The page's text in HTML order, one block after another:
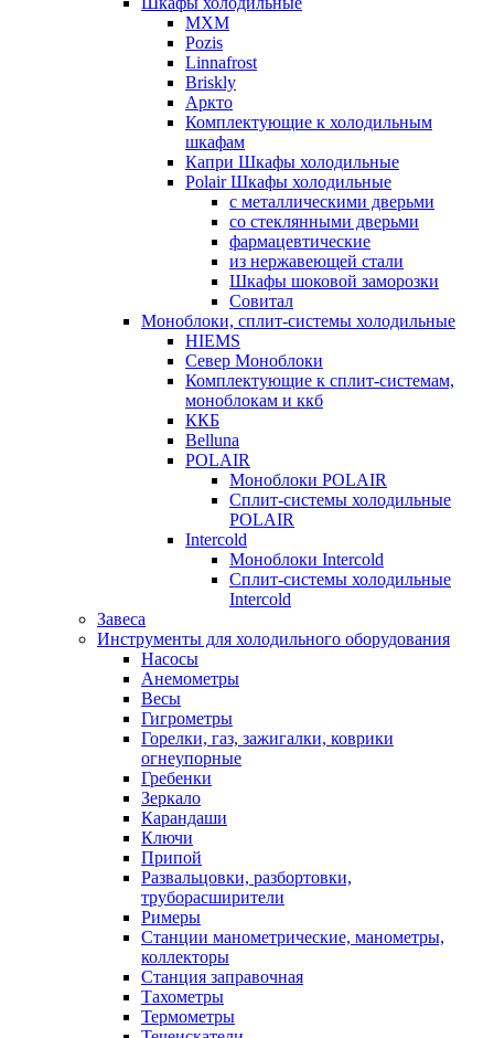
МХМ
Pozis
Linnafrost
Briskly
Аркто
Комплектующие к холодильным
шкафам
Капри Шкафы холодильные
Polair Шкафы холодильные
с металлическими дверьми
со стеклянными дверьми
фармацевтические
из нержавеющей стали
Шкафы шоковой заморозки
Совитал
Моноблоки, сплит-системы холодильные
HIEMS
Север Моноблоки
Комплектующие к сплит-системам,
моноблокам и ккб
ККБ
Belluna
POLAIR
Моноблоки POLAIR
Сплит-системы холодильные
POLAIR
Intercold
Моноблоки Intercold
Сплит-системы холодильные
Intercold
Завеса
Инструменты для холодильного оборудования
Насосы
Анемометры
Весы
Гигрометры
Горелки, газ, зажигалки, коврики
огнеупорные
Гребенки
Зеркало
Карандаши
Ключи
Припой
Развальцовки, разбортовки,
труборасширители
Римеры
Станции манометрические, манометры,
коллекторы
Станция заправочная
Тахометры
Термометры